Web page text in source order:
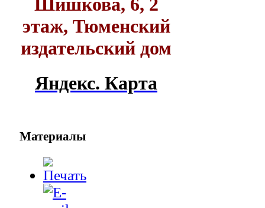
этаж, Тюменский
издательский дом
Яндекс. Карта
Материалы